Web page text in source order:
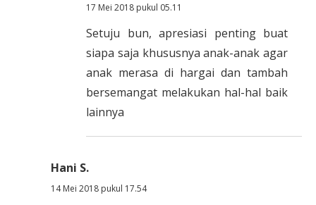
17 Mei 2018 pukul 05.11
Setuju bun, apresiasi penting buat
siapa saja khususnya anak-anak agar
anak merasa di hargai dan tambah
bersemangat melakukan hal-hal baik
lainnya
Hani S.
14 Mei 2018 pukul 17.54